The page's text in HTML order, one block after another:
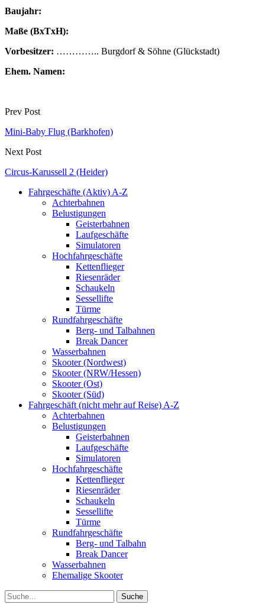
Baujahr:
Maße (BxTxH):
Vorbesitzer: ………….. Burgdorf & Söhne (Glückstadt)
Ehem. Namen:
Prev Post
Mini-Baby Flug (Barkhofen)
Next Post
Circus-Karussell 2 (Heider)
Fahrgeschäfte (Aktiv) A-Z
Achterbahnen
Belustigungen
Geisterbahnen
Laufgeschäfte
Simulatoren
Hochfahrgeschäfte
Kettenflieger
Riesenräder
Schaukeln
Sessellifte
Türme
Rundfahrgeschäfte
Berg- und Talbahnen
Break Dancer
Wasserbahnen
Skooter (Nordwest)
Skooter (NRW/Hessen)
Skooter (Ost)
Skooter (Süd)
Fahrgeschäft (nicht mehr auf Reise) A-Z
Achterbahnen
Belustigungen
Geisterbahnen
Laufgeschäfte
Simulatoren
Hochfahrgeschäfte
Kettenflieger
Riesenräder
Schaukeln
Sessellifte
Türme
Rundfahrgeschäfte
Berg- und Talbahn
Break Dancer
Wasserbahnen
Ehemalige Skooter